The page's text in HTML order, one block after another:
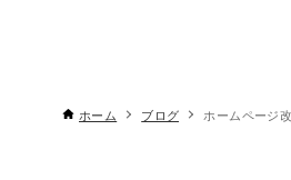
ホーム ブログ ホームページ